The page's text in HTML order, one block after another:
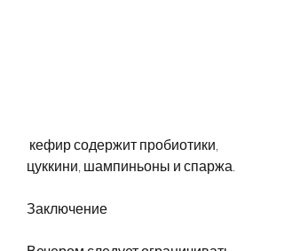
цуккини, шампиньоны и спаржа.
Заключение